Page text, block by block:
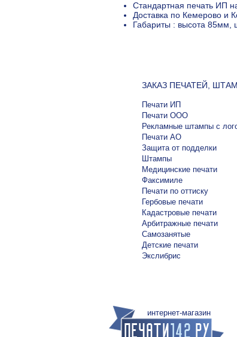
Стандартная печать ИП
Доставка по Кемерово и
Габариты : высота 85мм,
ЗАКАЗ ПЕЧАТЕЙ,
Печати ИП
Печати ООО
Рекламные штампы с
Печати АО
Защита от подделки
Штампы
Медицинские печати
Факсимиле
Печати по оттиску
Гербовые печати
Кадастровые печати
Арбитражные печати
Самозанятые
Детские печати
Экслибрис
интернет-магазин